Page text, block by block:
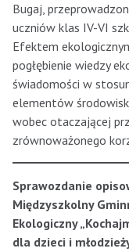
Bugaj,
uczniów klas IV-VI
Efektem
pogłębienie wiedzy
świadomości w
elementów
wobec otaczającej
zrównoważonego
Sprawozdanie
Międzyszkolny
Ekologiczny
dla dzieci i